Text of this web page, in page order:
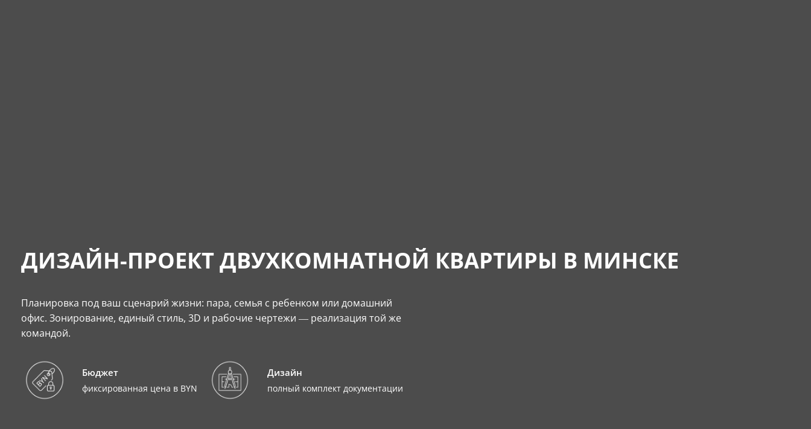
ДИЗАЙН-ПРОЕКТ ДВУХКОМНАТНОЙ КВАРТИРЫ В МИНСКЕ
Планировка под ваш сценарий жизни: пара, семья с ребенком или домашний
офис. Зонирование, единый стиль, 3D и рабочие чертежи — реализация той же
командой.
Бюджет
фиксированная цена в BYN
Дизайн
полный комплект документации